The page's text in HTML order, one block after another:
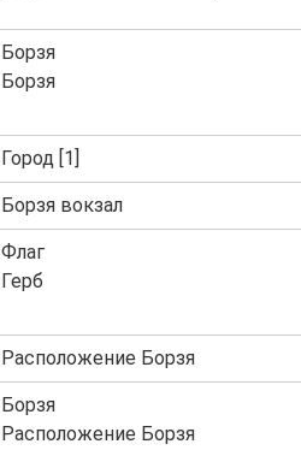
Борзя
Борзя
Город [1]
Борзя вокзал
Флаг
Герб
Расположение Борзя
Борзя
Расположение Борзя